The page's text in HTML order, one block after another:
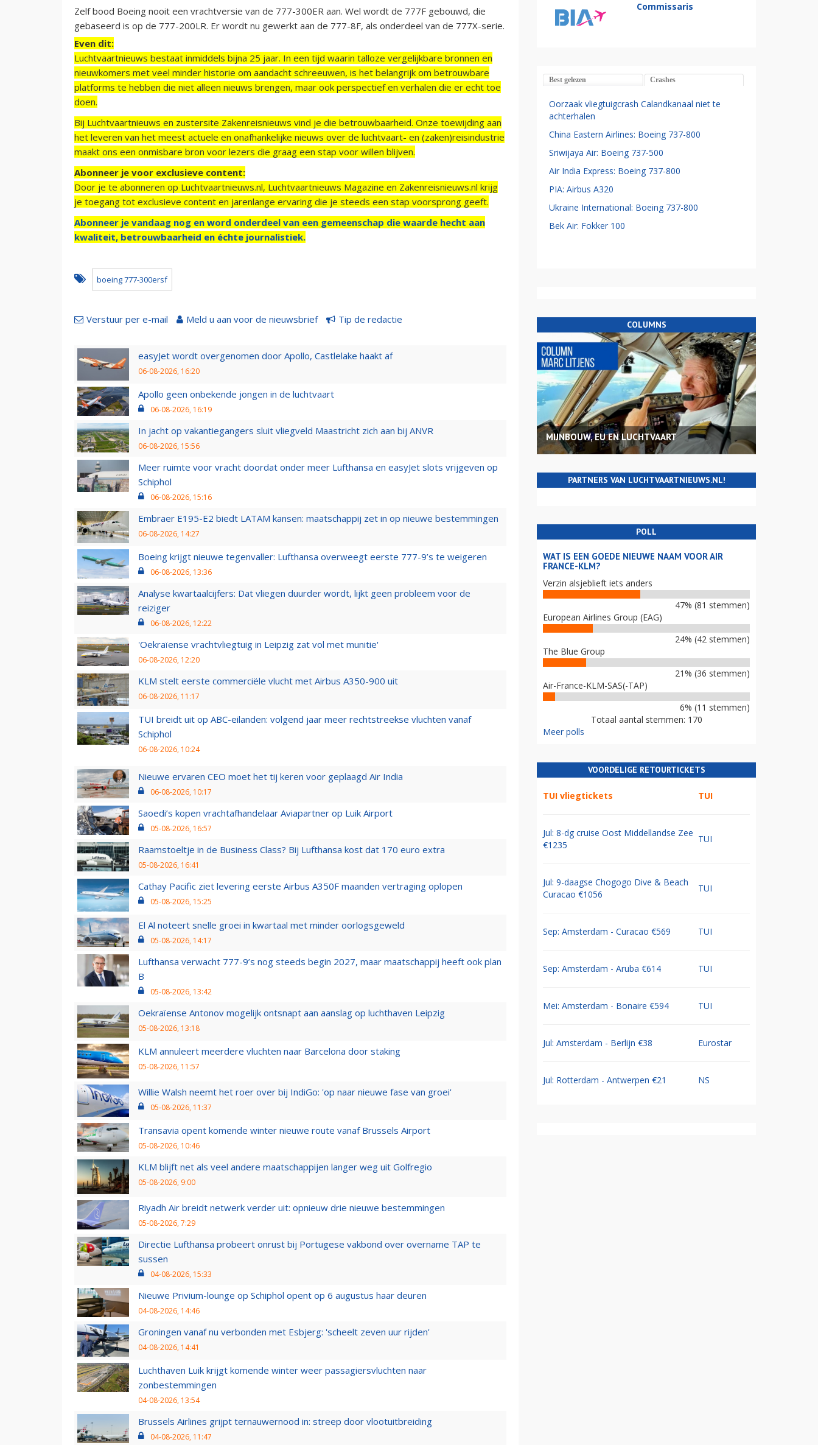
Zelf bood Boeing nooit een vrachtversie van de 777-300ER aan. Wel wordt de 777F gebouwd, die
gebaseerd is op de 777-200LR. Er wordt nu gewerkt aan de 777-8F, als onderdeel van de 777X-serie.
Even dit:
Luchtvaartnieuws bestaat inmiddels bijna 25 jaar. In een tijd waarin talloze vergelijkbare bronnen en
nieuwkomers met veel minder historie om aandacht schreeuwen, is het belangrijk om betrouwbare
platforms te hebben die niet alleen nieuws brengen, maar ook perspectief en verhalen die er echt toe
doen.
Bij Luchtvaartnieuws en zustersite Zakenreisnieuws vind je die betrouwbaarheid. Onze toewijding aan
het leveren van het meest actuele en onafhankelijke nieuws over de luchtvaart- en (zaken)reisindustrie
maakt ons een onmisbare bron voor lezers die graag een stap voor willen blijven.
Abonneer je voor exclusieve content:
Door je te abonneren op Luchtvaartnieuws.nl, Luchtvaartnieuws Magazine en Zakenreisnieuws.nl krijg
je toegang tot exclusieve content en jarenlange ervaring die je steeds een stap voorsprong geeft.
Abonneer je vandaag nog en word onderdeel van een gemeenschap die waarde hecht aan
kwaliteit, betrouwbaarheid en échte journalistiek.
boeing 777-300ersf
Verstuur per e-mail Meld u aan voor de nieuwsbrief Tip de redactie
easyJet wordt overgenomen door Apollo, Castlelake haakt af
06-08-2026, 16:20
Apollo geen onbekende jongen in de luchtvaart
06-08-2026, 16:19
In jacht op vakantiegangers sluit vliegveld Maastricht zich aan bij ANVR
06-08-2026, 15:56
Meer ruimte voor vracht doordat onder meer Lufthansa en easyJet slots vrijgeven op
Schiphol
06-08-2026, 15:16
Embraer E195-E2 biedt LATAM kansen: maatschappij zet in op nieuwe bestemmingen
06-08-2026, 14:27
Boeing krijgt nieuwe tegenvaller: Lufthansa overweegt eerste 777-9’s te weigeren
06-08-2026, 13:36
Analyse kwartaalcijfers: Dat vliegen duurder wordt, lijkt geen probleem voor de
reiziger
06-08-2026, 12:22
'Oekraïense vrachtvliegtuig in Leipzig zat vol met munitie'
06-08-2026, 12:20
KLM stelt eerste commerciële vlucht met Airbus A350-900 uit
06-08-2026, 11:17
TUI breidt uit op ABC-eilanden: volgend jaar meer rechtstreekse vluchten vanaf
Schiphol
06-08-2026, 10:24
Nieuwe ervaren CEO moet het tij keren voor geplaagd Air India
06-08-2026, 10:17
Saoedi’s kopen vrachtafhandelaar Aviapartner op Luik Airport
05-08-2026, 16:57
Raamstoeltje in de Business Class? Bij Lufthansa kost dat 170 euro extra
05-08-2026, 16:41
Cathay Pacific ziet levering eerste Airbus A350F maanden vertraging oplopen
05-08-2026, 15:25
El Al noteert snelle groei in kwartaal met minder oorlogsgeweld
05-08-2026, 14:17
Lufthansa verwacht 777-9’s nog steeds begin 2027, maar maatschappij heeft ook plan
B
05-08-2026, 13:42
Oekraïense Antonov mogelijk ontsnapt aan aanslag op luchthaven Leipzig
05-08-2026, 13:18
KLM annuleert meerdere vluchten naar Barcelona door staking
05-08-2026, 11:57
Willie Walsh neemt het roer over bij IndiGo: 'op naar nieuwe fase van groei'
05-08-2026, 11:37
Transavia opent komende winter nieuwe route vanaf Brussels Airport
05-08-2026, 10:46
KLM blijft net als veel andere maatschappijen langer weg uit Golfregio
05-08-2026, 9:00
Riyadh Air breidt netwerk verder uit: opnieuw drie nieuwe bestemmingen
05-08-2026, 7:29
Directie Lufthansa probeert onrust bij Portugese vakbond over overname TAP te
sussen
04-08-2026, 15:33
Nieuwe Privium-lounge op Schiphol opent op 6 augustus haar deuren
04-08-2026, 14:46
Groningen vanaf nu verbonden met Esbjerg: 'scheelt zeven uur rijden'
04-08-2026, 14:41
Luchthaven Luik krijgt komende winter weer passagiersvluchten naar
zonbestemmingen
04-08-2026, 13:54
Brussels Airlines grijpt ternauwernood in: streep door vlootuitbreiding
04-08-2026, 11:47
Commissaris
Best gelezen Crashes
Oorzaak vliegtuigcrash Calandkanaal niet te
achterhalen
China Eastern Airlines: Boeing 737-800
Sriwijaya Air: Boeing 737-500
Air India Express: Boeing 737-800
PIA: Airbus A320
Ukraine International: Boeing 737-800
Bek Air: Fokker 100
COLUMNS
MIJNBOUW, EU EN LUCHTVAART
PARTNERS VAN LUCHTVAARTNIEUWS.NL!
POLL
WAT IS EEN GOEDE NIEUWE NAAM VOOR AIR
FRANCE-KLM?
Verzin alsjeblieft iets anders
47% (81 stemmen)
European Airlines Group (EAG)
24% (42 stemmen)
The Blue Group
21% (36 stemmen)
Air-France-KLM-SAS(-TAP)
6% (11 stemmen)
Totaal aantal stemmen: 170
Meer polls
VOORDELIGE RETOURTICKETS
TUI vliegtickets TUI
Jul: 8-dg cruise Oost Middellandse Zee
€1235
TUI
Jul: 9-daagse Chogogo Dive & Beach
Curacao €1056
TUI
Sep: Amsterdam - Curacao €569 TUI
Sep: Amsterdam - Aruba €614 TUI
Mei: Amsterdam - Bonaire €594 TUI
Jul: Amsterdam - Berlijn €38 Eurostar
Jul: Rotterdam - Antwerpen €21 NS